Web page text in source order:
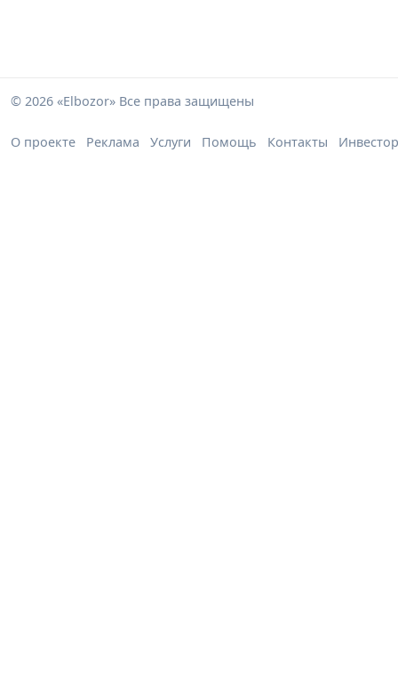
© 2026 «Elbozor» Все права защищены
О проекте Реклама Услуги Помощь Контакты